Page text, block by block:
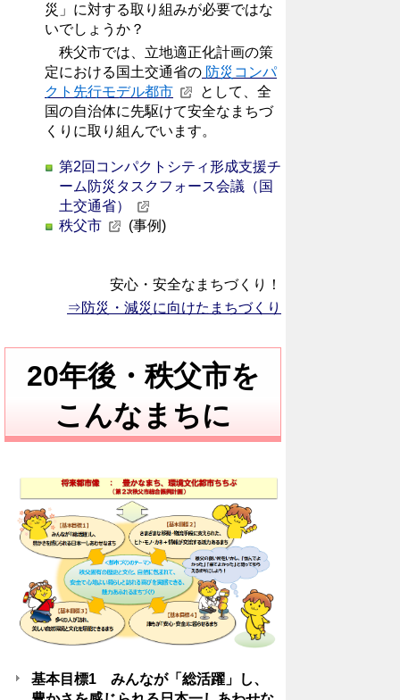
災」に対する取り組みが必要ではな
いでしょうか？
秩父市では、立地適正化計画の策
定における国土交通省の 防災コンパ
クト先行モデル都市
として、全
国の自治体に先駆けて安全なまちづ
くりに取り組んでいます。
第2回コンパクトシティ形成支援チ
ーム防災タスクフォース会議（国
土交通省）
秩父市
(事例)
安心・安全なまちづくり！
⇒防災・減災に向けたまちづくり
20年後・秩父市を
こんなまちに
基本目標1 みんなが「総活躍」し、